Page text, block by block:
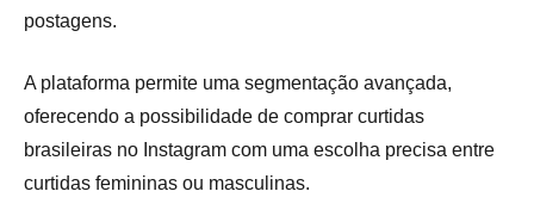
postagens.
A plataforma permite uma segmentação avançada,
oferecendo a possibilidade de comprar curtidas
brasileiras no Instagram com uma escolha precisa entre
curtidas femininas ou masculinas.